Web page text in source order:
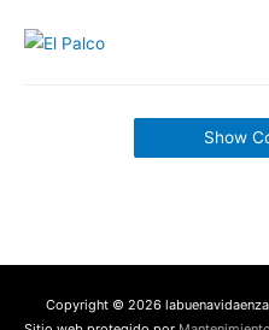
Show
Copyright © 2026